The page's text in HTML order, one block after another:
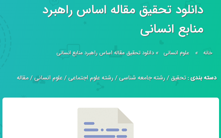
دانلود تحقیق مقاله اساس راهبرد
منابع انسانی
خانه » علوم انسانی »دانلود تحقیق مقاله اساس راهبرد منابع انسانی
دسته بندی :تحقیق/رشته جامعه شناسی/رشته علوم اجتماعی/علوم انسانی/مقاله